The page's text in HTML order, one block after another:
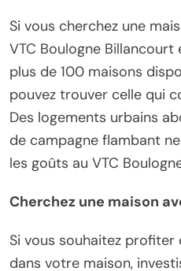
Si vous cherchez une
VTC Boulogne
plus de 100 maisons
pouvez trouver celle qui
Des logements urbains
de campagne flambant
les goûts au VTC
Cherchez une maison
Si vous souhaitez profiter
dans votre maison,